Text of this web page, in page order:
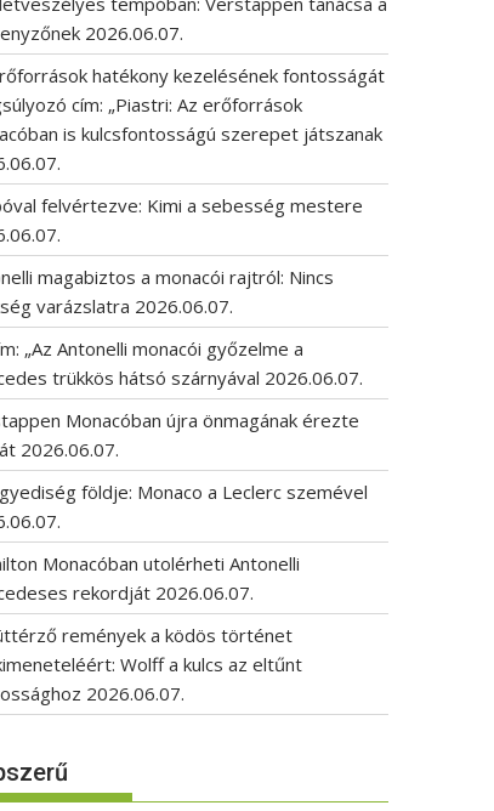
2026.06.07.
hatékony kezelésének fontosságát
cím: „Piastri: Az erőforrások
is kulcsfontosságú szerepet játszanak
felvértezve: Kimi a sebesség mestere
magabiztos a monacói rajtról: Nincs
varázslatra 2026.06.07.
„Az Antonelli monacói győzelme a
trükkös hátsó szárnyával 2026.06.07.
Monacóban újra önmagának érezte
2026.06.07.
földje: Monaco a Leclerc szemével
Monacóban utolérheti Antonelli
rekordját 2026.06.07.
remények a ködös történet
Wolff a kulcs az eltűnt
2026.06.07.